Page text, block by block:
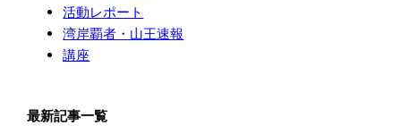
活動レポート
湾岸覇者・山王速報
講座
最新記事一覧